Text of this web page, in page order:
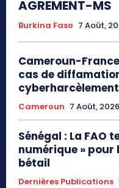
AGREMENT-MS
Burkina Faso 7 Août,
Cameroun-
cas de
cyberharcèlement
Cameroun 7 Août, 2026
Sénégal : La FAO
numérique »
bétail
Dernières Publications